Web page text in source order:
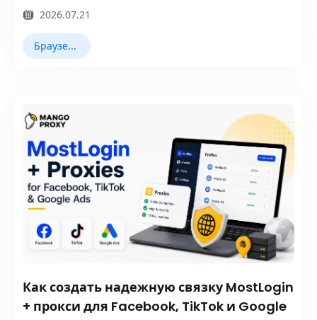
2026.07.21
Браузер Fingerprint
Как создать надежную связку MostLogin
+ прокси для Facebook, TikTok и Google